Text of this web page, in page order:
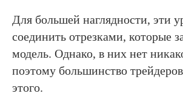
Для большей наглядности, эти
соединить отрезками, которые
модель. Однако, в них нет
поэтому большинство
этого.